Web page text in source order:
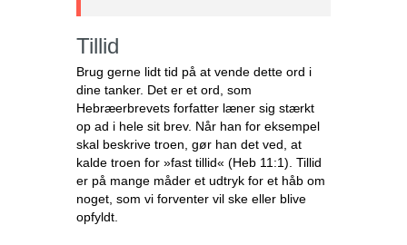
Tillid
Brug gerne lidt tid på at vende dette ord i
dine tanker. Det er et ord, som
Hebræerbrevets forfatter læner sig stærkt
op ad i hele sit brev. Når han for eksempel
skal beskrive troen, gør han det ved, at
kalde troen for »fast tillid« (Heb 11:1). Tillid
er på mange måder et udtryk for et håb om
noget, som vi forventer vil ske eller blive
opfyldt.